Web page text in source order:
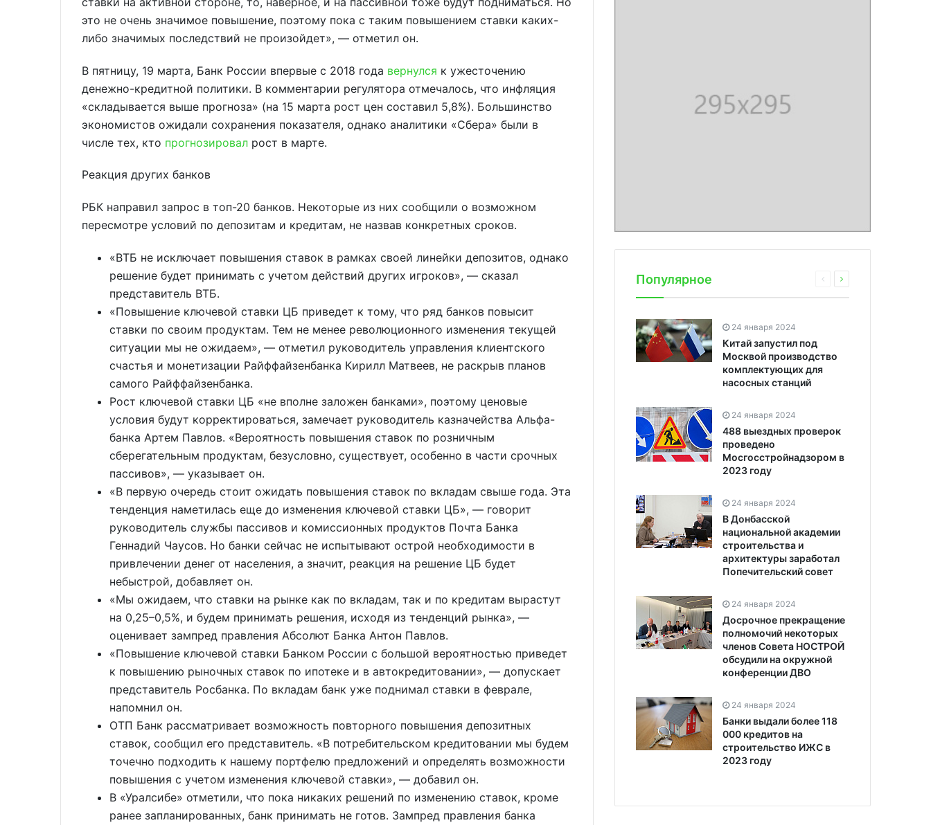
это не очень значимое повышение, поэтому пока с таким повышением ставки каких-
либо значимых последствий не произойдет», — отметил он.
В пятницу, 19 марта, Банк России впервые с 2018 года вернулся к ужесточению
денежно-кредитной политики. В комментарии регулятора отмечалось, что инфляция
«складывается выше прогноза» (на 15 марта рост цен составил 5,8%). Большинство
экономистов ожидали сохранения показателя, однако аналитики «Сбера» были в
числе тех, кто прогнозировал рост в марте.
Реакция других банков
РБК направил запрос в топ-20 банков. Некоторые из них сообщили о возможном
пересмотре условий по депозитам и кредитам, не назвав конкретных сроков.
«ВТБ не исключает повышения ставок в рамках своей линейки депозитов, однако
решение будет принимать с учетом действий других игроков», — сказал
представитель ВТБ.
«Повышение ключевой ставки ЦБ приведет к тому, что ряд банков повысит
ставки по своим продуктам. Тем не менее революционного изменения текущей
ситуации мы не ожидаем», — отметил руководитель управления клиентского
счастья и монетизации Райффайзенбанка Кирилл Матвеев, не раскрыв планов
самого Райффайзенбанка.
Рост ключевой ставки ЦБ «не вполне заложен банками», поэтому ценовые
условия будут корректироваться, замечает руководитель казначейства Альфа-
банка Артем Павлов. «Вероятность повышения ставок по розничным
сберегательным продуктам, безусловно, существует, особенно в части срочных
пассивов», — указывает он.
«В первую очередь стоит ожидать повышения ставок по вкладам свыше года. Эта
тенденция наметилась еще до изменения ключевой ставки ЦБ», — говорит
руководитель службы пассивов и комиссионных продуктов Почта Банка
Геннадий Чаусов. Но банки сейчас не испытывают острой необходимости в
привлечении денег от населения, а значит, реакция на решение ЦБ будет
небыстрой, добавляет он.
«Мы ожидаем, что ставки на рынке как по вкладам, так и по кредитам вырастут
на 0,25–0,5%, и будем принимать решения, исходя из тенденций рынка», —
оценивает зампред правления Абсолют Банка Антон Павлов.
«Повышение ключевой ставки Банком России с большой вероятностью приведет
к повышению рыночных ставок по ипотеке и в автокредитовании», — допускает
представитель Росбанка. По вкладам банк уже поднимал ставки в феврале,
напомнил он.
ОТП Банк рассматривает возможность повторного повышения депозитных
ставок, сообщил его представитель. «В потребительском кредитовании мы будем
точечно подходить к нашему портфелю предложений и определять возможности
повышения с учетом изменения ключевой ставки», — добавил он.
В «Уралсибе» отметили, что пока никаких решений по изменению ставок, кроме
ранее запланированных, банк принимать не готов. Зампред правления банка
Популярное
24 января 2024
Китай запустил под
Москвой производство
комплектующих для
насосных станций
24 января 2024
488 выездных проверок
проведено
Мосгосстройнадзором в
2023 году
24 января 2024
В Донбасской
национальной академии
строительства и
архитектуры заработал
Попечительский совет
24 января 2024
Досрочное прекращение
полномочий некоторых
членов Совета НОСТРОЙ
обсудили на окружной
конференции ДВО
24 января 2024
Банки выдали более 118
000 кредитов на
строительство ИЖС в
2023 году